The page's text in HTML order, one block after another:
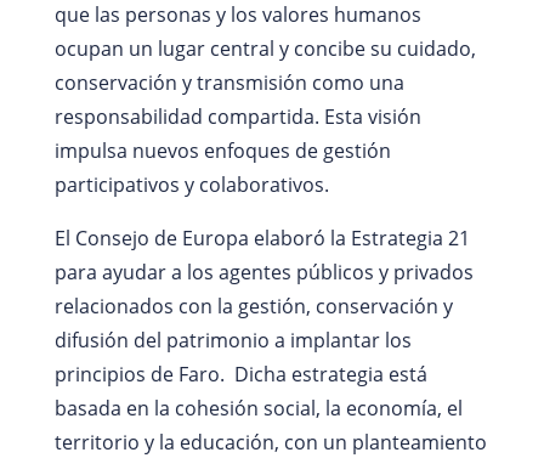
que las personas y los valores humanos
ocupan un lugar central y concibe su cuidado,
conservación y transmisión como una
responsabilidad compartida. Esta visión
impulsa nuevos enfoques de gestión
participativos y colaborativos.
El Consejo de Europa elaboró la Estrategia 21
para ayudar a los agentes públicos y privados
relacionados con la gestión, conservación y
difusión del patrimonio a implantar los
principios de Faro. Dicha estrategia está
basada en la cohesión social, la economía, el
territorio y la educación, con un planteamiento